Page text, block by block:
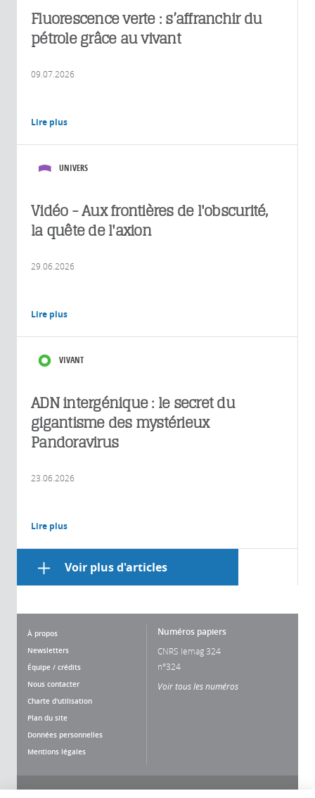
Fluorescence verte : s’affranchir du
pétrole grâce au vivant
09.07.2026
Lire plus
UNIVERS
Vidéo - Aux frontières de l'obscurité,
la quête de l'axion
29.06.2026
Lire plus
VIVANT
ADN intergénique : le secret du
gigantisme des mystérieux
Pandoravirus
23.06.2026
Lire plus
Voir plus d'articles
À propos
Newsletters
Équipe / crédits
Nous contacter
Charte d'utilisation
Plan du site
Données personnelles
Mentions légales
Numéros papiers
CNRS lemag 324
n°324
Voir tous les numéros
Nous suivre Partager